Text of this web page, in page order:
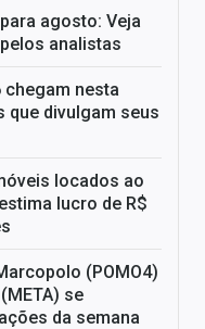
agosto: Veja
analistas
nesta
que divulgam seus
locados ao
lucro de R$
(POMO4)
se
da semana